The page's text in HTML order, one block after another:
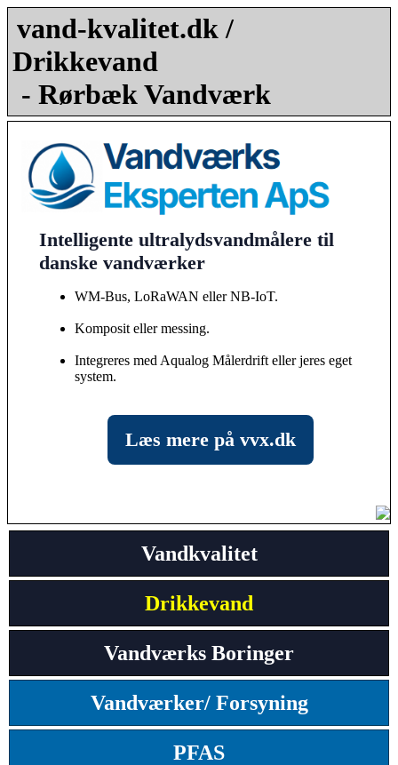
vand-kvalitet.dk /
Drikkevand
- Rørbæk Vandværk
Intelligente ultralydsvandmålere til
danske vandværker
WM-Bus, LoRaWAN eller NB-IoT.
Komposit eller messing.
Integreres med Aqualog Målerdrift eller jeres eget
system.
Læs mere på vvx.dk
Vandkvalitet
Drikkevand
Vandværks Boringer
Vandværker/ Forsyning
PFAS